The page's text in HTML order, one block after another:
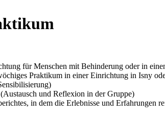
für Menschen mit Behinderung oder in
Praktikum in einer Einrichtung in Isny
und Reflexion in der Gruppe)
in dem die Erlebnisse und Erfahrungen